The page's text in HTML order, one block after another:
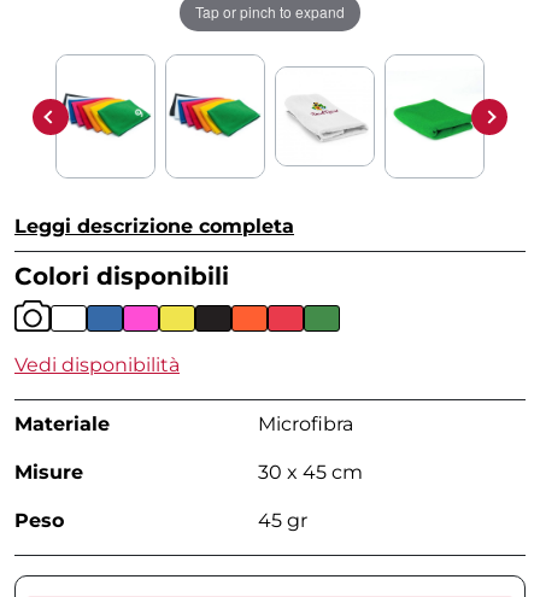
Tap or pinch to expand
Leggi descrizione completa
Colori disponibili
Vedi disponibilità
Materiale Microfibra
Misure 30 x 45 cm
Peso 45 gr